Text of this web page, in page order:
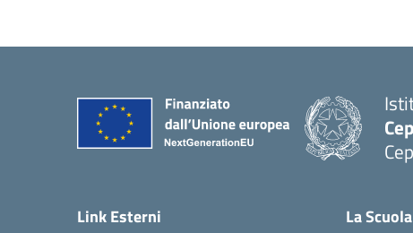
Link Esterni La Scuola